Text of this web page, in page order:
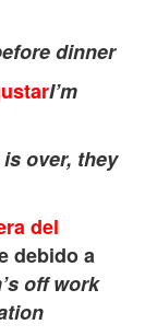
dinner
I’m
over, they
del
debido a
off work